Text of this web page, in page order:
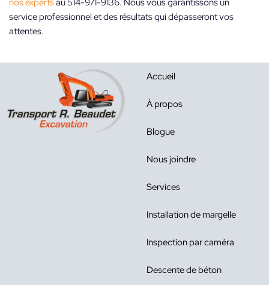
service professionnel et des résultats qui dépasseront vos
attentes.
Accueil
À propos
Blogue
Nous joindre
Services
Installation de margelle
Inspection par caméra
Descente de béton